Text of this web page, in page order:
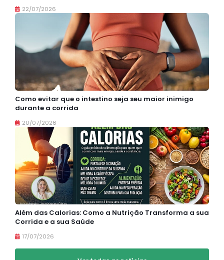
22/07/2026
Como evitar que o intestino seja seu maior inimigo
durante a corrida
20/07/2026
Além das Calorias: Como a Nutrição Transforma a sua
Corrida e a sua Saúde
17/07/2026